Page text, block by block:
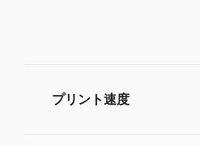
プリント速度